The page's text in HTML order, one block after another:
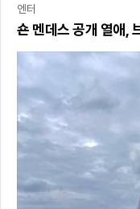
엔터
숀 멘데스 공개 열애,